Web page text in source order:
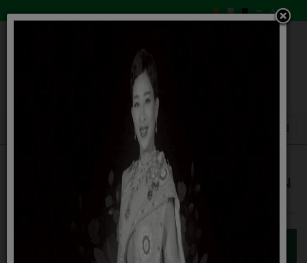
โครงการส่งเสริมการมีส่วนร่วมของชุมชนใน
การคัดแยกขยะที่ต้นทาง ชุดที่ ๓